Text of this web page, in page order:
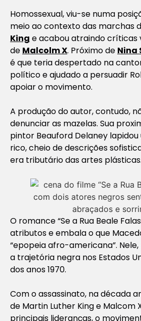
Homossexual, viu-se numa
meio ao contexto das marchas
King e acabou atraindo críticas
de Malcolm X. Próximo de Nina
é que teria despertado na
político e ajudado a persuadir
apoiar o movimento.
A produção do autor, contudo,
denunciar as mazelas. Sua
pintor Beauford Delaney
rico, cheio de descrições
era tributário das artes plásticas.
O romance “Se a Rua Beale
atributos e embala o que
“epopeia afro-americana”.
a trajetória negra nos Estados
dos anos 1970.
Com o assassinato, na década
de Martin Luther King e Malcom
principais lideranças, o